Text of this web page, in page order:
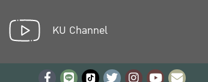
KU Channel